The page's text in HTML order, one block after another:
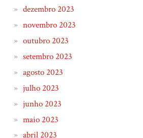
dezembro 2023
novembro 2023
outubro 2023
setembro 2023
agosto 2023
julho 2023
junho 2023
maio 2023
abril 2023